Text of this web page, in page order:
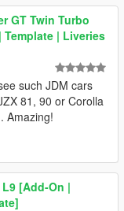
GT Twin Turbo
Template | Liveries
such JDM cars
81, 90 or Corolla
Amazing!
[Add-On |